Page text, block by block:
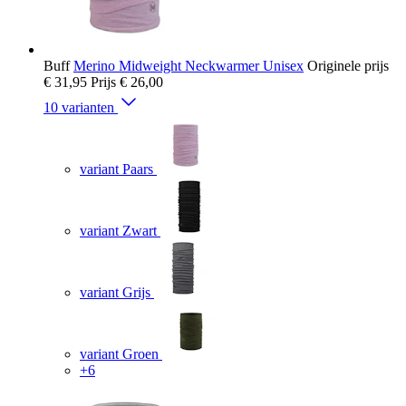
Buff Merino Midweight Neckwarmer Unisex Originele prijs
€ 31,95 Prijs € 26,00
10 varianten
variant Paars
variant Zwart
variant Grijs
variant Groen
+6